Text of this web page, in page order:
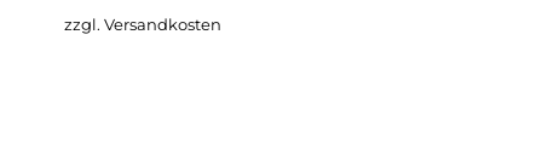
zzgl. Versandkosten